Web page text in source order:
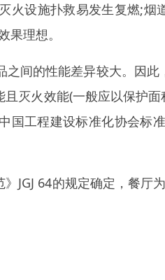
火设施扑救易发生复燃;
理想。
间的性能差异较大。因
灭火效能(一般应以保护
工程建设标准化协会标
JGJ 64的规定确定，餐厅